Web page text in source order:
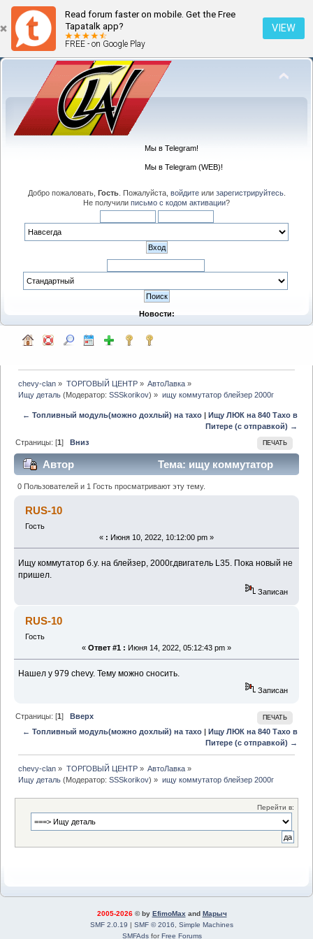
Read forum faster on mobile. Get the Free
Tapatalk app?
FREE - on Google Play
VIEW
Мы в Telegram!
Мы в Telegram (WEB)!
Добро пожаловать, Гость. Пожалуйста, войдитеили зарегистрируйтесь.
Не получили письмо с кодом активации?
Новости:
chevy-clan » ТОРГОВЫЙ ЦЕНТР» АвтоЛавка»
Ищу деталь (Модератор:SSSkorikov) » ищу коммутатор блейзер 2000г
← Топливный модуль(можно дохлый) на тахо| Ищу ЛЮК на 840 Тахо в
Питере (с отправкой) →
ПЕЧАТЬ
Страницы: [1]Вниз
Автор
Тема: ищу коммутатор
блейзер 2000г (Прочитано 1717 раз)
0 Пользователей и 1 Гость просматривают эту тему.
RUS-10
Гость
« : Июня 10, 2022, 10:12:00 pm »
Ищу коммутатор б.у. на блейзер, 2000г.двигатель L35. Пока новый не
пришел.
Записан
RUS-10
Гость
« Ответ #1 : Июня 14, 2022, 05:12:43 pm »
Нашел у 979 chevy. Тему можно сносить.
Записан
ПЕЧАТЬ
Страницы: [1]
Вверх
← Топливный модуль(можно дохлый) на тахо| Ищу ЛЮК на 840 Тахо в
Питере (с отправкой) →
chevy-clan » ТОРГОВЫЙ ЦЕНТР» АвтоЛавка»
Ищу деталь (Модератор:SSSkorikov) » ищу коммутатор блейзер 2000г
Перейти в:
2005-2026© by EfimoMaxand Марыч
SMF 2.0.19 | SMF © 2016, Simple Machines
SMFAdsforFree Forums